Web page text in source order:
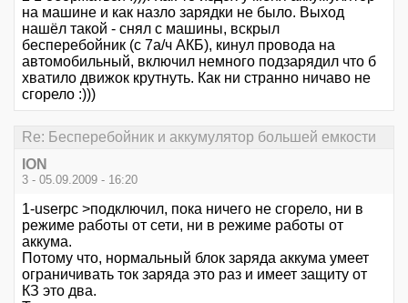
на машине и как назло зарядки не было. Выход
нашёл такой - снял с машины, вскрыл
бесперебойник (с 7а/ч АКБ), кинул провода на
автомобильный, включил немного подзарядил что б
хватило движок крутнуть. Как ни странно ничаво не
сгорело :)))
Re: Бесперебойник и аккумулятор большей емкости
ION
3 - 05.09.2009 - 16:20
1-userpc >подключил, пока ничего не сгорело, ни в
режиме работы от сети, ни в режиме работы от
аккума.
Потому что, нормальный блок заряда аккума умеет
ограничивать ток заряда это раз и имеет защиту от
КЗ это два.